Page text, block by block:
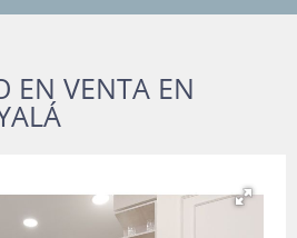
EN VENTA EN